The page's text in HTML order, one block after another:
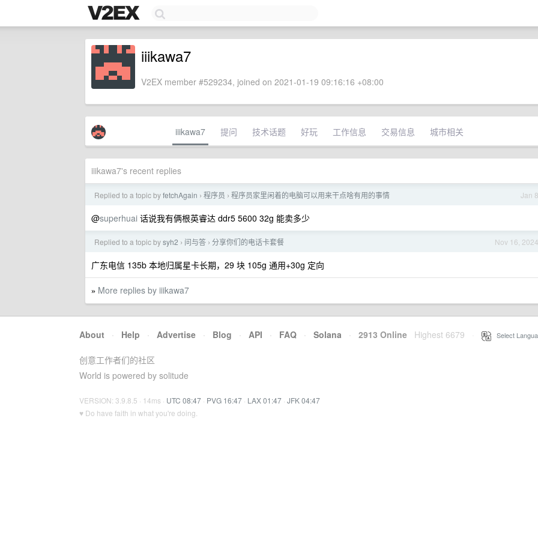
iiikawa7
V2EX member #529234, joined on 2021-01-19 09:16:16 +08:00
iiikawa7 提问 技术话题 好玩 工作信息 交易信息 城市相关
iiikawa7's recent replies
Jan 8
Replied to a topic byfetchAgain › 程序员 › 程序员家里闲着的电脑可以用来干点啥有用的事情
@superhuai 话说我有俩根英睿达 ddr5 5600 32g 能卖多少
Nov 16, 2024
Replied to a topic bysyh2 › 问与答 › 分享你们的电话卡套餐
广东电信 135b 本地归属星卡长期，29 块 105g 通用+30g 定向
» More replies by iiikawa7
About · Help · Advertise · Blog · API · FAQ · Solana · 2913 Online Highest 6679 Select
创意工作者们的社区
World is powered by solitude
VERSION: 3.9.8.5 · 14ms · UTC 08:47 · PVG 16:47 · LAX 01:47 · JFK 04:47
♥ Do have faith in what you're doing.